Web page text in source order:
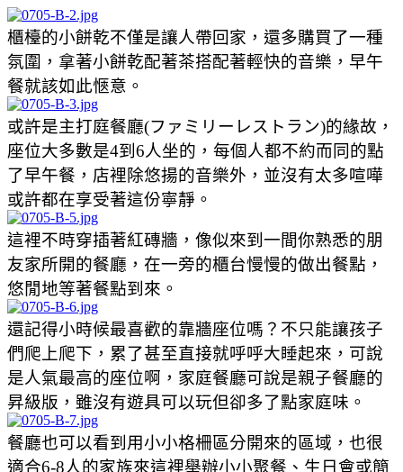
櫃檯的小餅乾不僅是讓人帶回家，還多購買了一種
氛圍，拿著小餅乾配著茶搭配著輕快的音樂，早午
餐就該如此愜意。
或許是主打庭餐廳(ファミリーレストラン)的緣故，
座位大多數是4到6人坐的，每個人都不約而同的點
了早午餐，店裡除悠揚的音樂外，並沒有太多喧嘩
或許都在享受著這份寧靜。
這裡不時穿插著紅磚牆，像似來到一間你熟悉的朋
友家所開的餐廳，在一旁的櫃台慢慢的做出餐點，
悠閒地等著餐點到來。
還記得小時候最喜歡的靠牆座位嗎？不只能讓孩子
們爬上爬下，累了甚至直接就呼呼大睡起來，可說
是人氣最高的座位啊，家庭餐廳可說是親子餐廳的
昇級版，雖沒有遊具可以玩但卻多了點家庭味。
餐廳也可以看到用小小格柵區分開來的區域，也很
適合6-8人的家族來這裡舉辦小小聚餐、生日會或簡